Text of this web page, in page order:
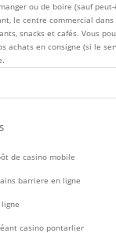
ou de boire (sauf
le centre commercial
snacks et cafés. Vous
achats en consigne (si le
de casino mobile
barriere en ligne
casino pontarlier